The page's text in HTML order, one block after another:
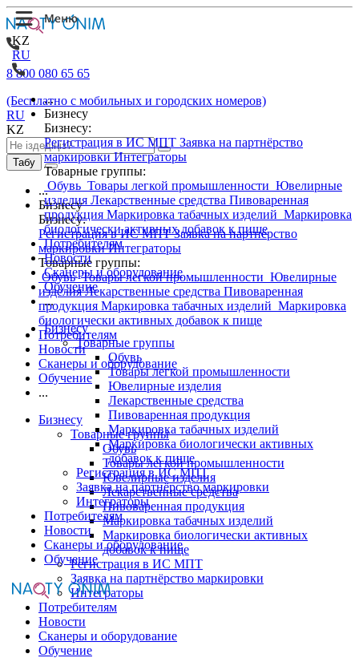
KZ
RU
...
Бизнесу
Бизнесу:
Регистрация в ИС МПТ Заявка на партнёрство
маркировкиИнтеграторы
Товарные группы:
Обувь Товары легкой промышленности Ювелирные
изделия Лекарственные средства Пивоваренная
продукция Маркировка табачных изделий Маркировка
биологически активных добавок к пище
Потребителям
Новости
Сканеры и оборудование
Обучение
...
Бизнесу
Товарные группы
Обувь
Товары легкой промышленности
Ювелирные изделия
Лекарственные средства
Пивоваренная продукция
Маркировка табачных изделий
Маркировка биологически активных
добавок к пище
Регистрация в ИС МПТ
Заявка на партнёрство маркировки
Интеграторы
Потребителям
Новости
Сканеры и оборудование
Обучение
8 800 080 65 65
(Бесплатно с мобильных и городских номеров)
RU
KZ
Табу
...
Бизнесу
Бизнесу:
Регистрация в ИС МПТЗаявка на партнёрство
маркировкиИнтеграторы
Товарные группы:
ОбувьТовары легкой промышленности Ювелирные
изделияЛекарственные средства Пивоваренная
продукция Маркировка табачных изделий Маркировка
биологически активных добавок к пище
Потребителям
Новости
Сканеры и оборудование
Обучение
...
Бизнесу
Товарные группы
Обувь
Товары легкой промышленности
Ювелирные изделия
Лекарственные средства
Пивоваренная продукция
Маркировка табачных изделий
Маркировка биологически активных
добавок к пище
Регистрация в ИС МПТ
Заявка на партнёрство маркировки
Интеграторы
Потребителям
Новости
Сканеры и оборудование
Обучение